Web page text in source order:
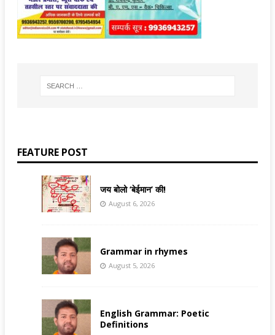
FEATURE POST
जय बोलो ‘बेईमान’ की!
August 6, 2026
Grammar in rhymes
August 5, 2026
English Grammar: Poetic
Definitions